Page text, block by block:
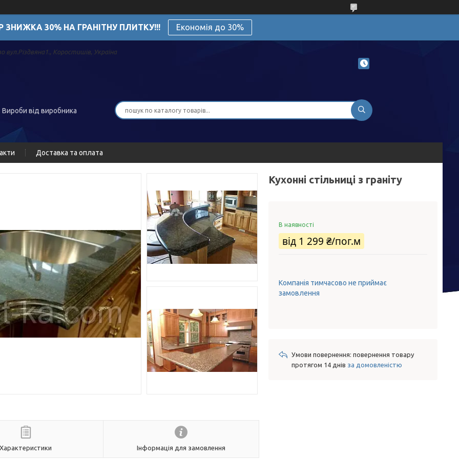
ЗНИЖКА 30% НА ГРАНІТНУ ПЛИТКУ!!! Економія до 30%
Коростишів, Україна
Вироби від виробника
Доставка та оплата
Характеристики Інформація для замовлення
Кухонні стільниці з граніту
В наявності
від 1 299 ₴/пог.м
Компанія тимчасово не приймає
замовлення
повернення товару
протягом 14 днів за домовленістю